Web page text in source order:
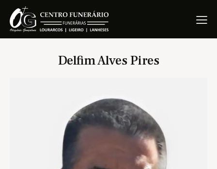
Delfim Alves Pires